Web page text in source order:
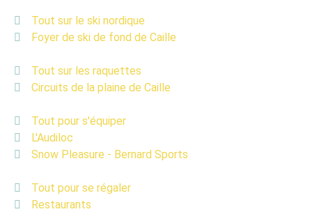
Tout sur le ski nordique
Foyer de ski de fond de Caille
Tout sur les raquettes
Circuits de la plaine de Caille
Tout pour s'équiper
L'Audiloc
Snow Pleasure - Bernard Sports
Tout pour se régaler
Restaurants